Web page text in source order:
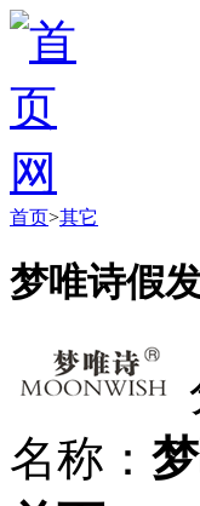
首页>其它
梦唯诗假
名称：